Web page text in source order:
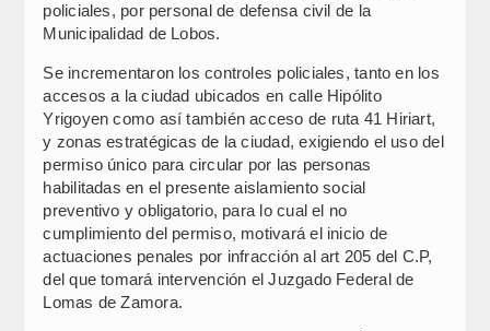
policiales, por personal de defensa civil de la
Municipalidad de Lobos.
Se incrementaron los controles policiales, tanto en los
accesos a la ciudad ubicados en calle Hipólito
Yrigoyen como así también acceso de ruta 41 Hiriart,
y zonas estratégicas de la ciudad, exigiendo el uso del
permiso único para circular por las personas
habilitadas en el presente aislamiento social
preventivo y obligatorio, para lo cual el no
cumplimiento del permiso, motivará el inicio de
actuaciones penales por infracción al art 205 del C.P,
del que tomará intervención el Juzgado Federal de
Lomas de Zamora.